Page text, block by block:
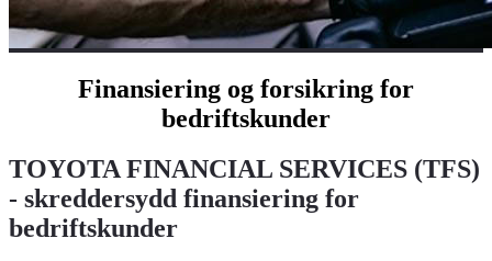
Finansiering og forsikring for
bedriftskunder
TOYOTA FINANCIAL SERVICES (TFS)
- skreddersydd finansiering for
bedriftskunder